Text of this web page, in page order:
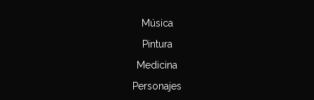
Música
Pintura
Medicina
Personajes